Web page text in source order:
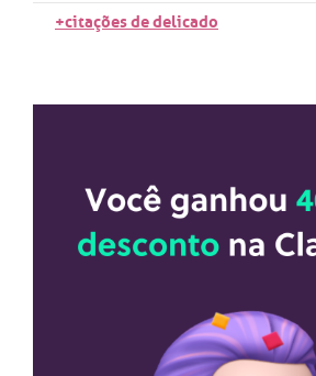
+citações de delicado